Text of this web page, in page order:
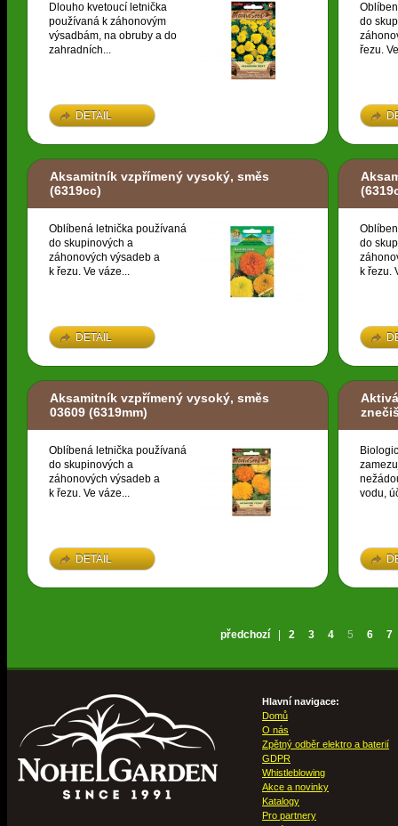
Dlouho kvetoucí letnička
používaná k záhonovým
výsadbám, na obruby a do
zahradních...
DETAIL
do
řezu.
Aksamitník vzpřímený vysoký, směs
(6319cc)
Oblíbená letnička používaná
do skupinových a
záhonových výsadeb a
k řezu. Ve váze...
DETAIL
do
k řezu.
Aksamitník vzpřímený vysoký, směs
03609 (6319mm)
Oblíbená letnička používaná
do skupinových a
záhonových výsadeb a
k řezu. Ve váze...
DETAIL
vodu,
předchozí 2 3 4 5 6 7
Hlavní navigace:
Domů
O nás
Zpětný odběr elektro a baterií
GDPR
Whistleblowing
Akce a novinky
Katalogy
Pro partnery